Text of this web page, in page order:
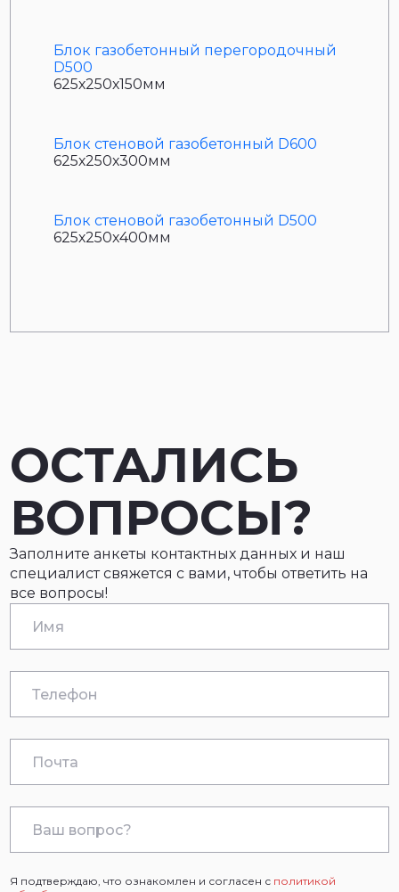
Блок газобетонный перегородочный
D500
625х250х150мм
Блок стеновой газобетонный D600
625х250х300мм
Блок стеновой газобетонный D500
625х250х400мм
ОСТАЛИСЬ
ВОПРОСЫ?
Заполните анкеты контактных данных и наш
специалист свяжется с вами, чтобы ответить на
все вопросы!
Я подтверждаю, что ознакомлен и согласен с политикой